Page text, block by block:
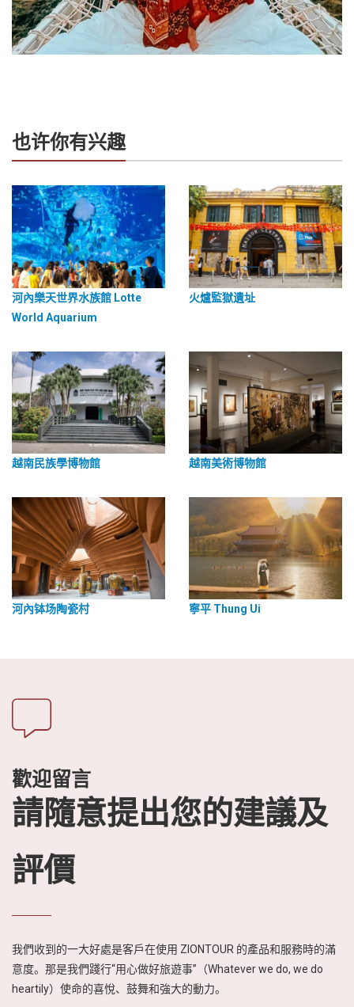
也许你有兴趣
河內樂天世界水族館 Lotte
World Aquarium
火爐監獄遺址
越南民族學博物館 越南美術博物館
河內钵场陶瓷村 寧平 Thung Ui
歡迎留言
請隨意提出您的建議及
評價
我們收到的一大好處是客戶在使用 ZIONTOUR 的產品和服務時的滿
意度。那是我們踐行“用心做好旅遊事”（Whatever we do, we do
heartily）使命的喜悅、鼓舞和強大的動力。